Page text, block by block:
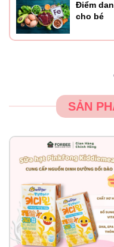
Điểm
cho bé
SẢN